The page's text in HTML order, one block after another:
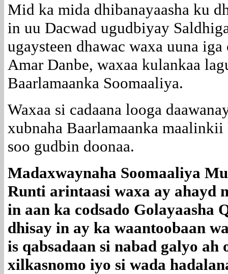
Mid ka mida dhibanayaasha ku
in uu Dacwad ugudbiyay
ugaysteen dhawac waxa uuna
Amar Danbe, waxaa kulankaa
Baarlamaanka Soomaaliya.
Waxaa si cadaana looga
xubnaha Baarlamaanka
soo gudbin doonaa.
Madaxwaynaha Soomaaliya
Runti arintaasi waxa ay ahayd
in aan ka codsado Golayaasha
dhisay in ay ka waantoobaan
is qabsadaan si nabad galyo
xilkasnomo iyo si wada